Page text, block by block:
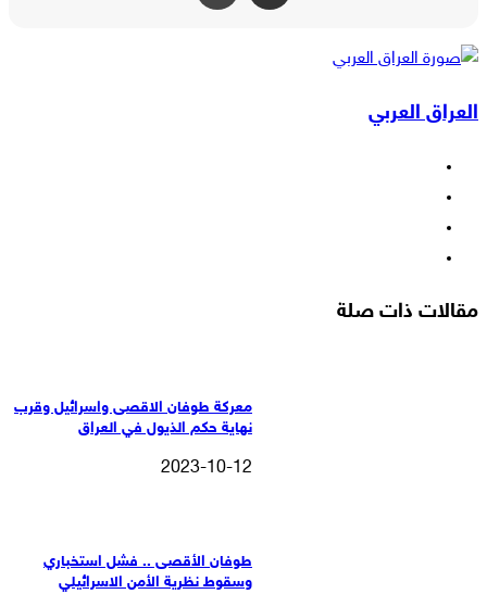
العراق العربي
مقالات ذات صلة
معركة طوفان الاقصى واسرائيل وقرب
نهاية حكم الذيول في العراق
2023-10-12
طوفان الأقصى .. فشل استخباري
وسقوط نظرية الأمن الاسرائيلي